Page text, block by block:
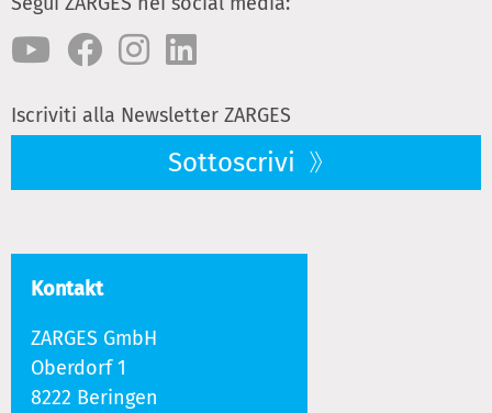
Iscriviti alla Newsletter ZARGES
Sottoscrivi
Kontakt
ZARGES GmbH
Oberdorf 1
8222 Beringen